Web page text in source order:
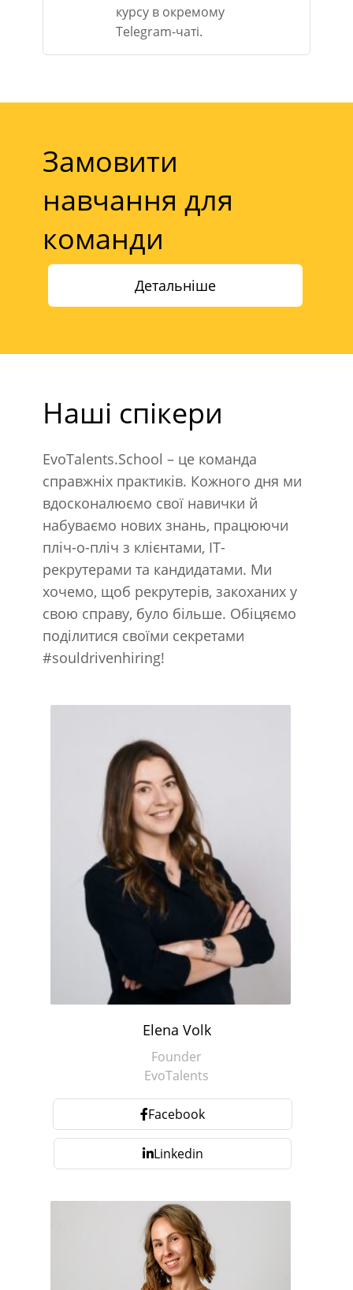
курсу в окремому
Telegram-чаті.
Замовити
навчання для
команди
Детальніше
Наші спікери
EvoTalents.School – це команда
справжніх практиків. Кожного дня ми
вдосконалюємо свої навички й
набуваємо нових знань, працюючи
пліч-о-пліч з клієнтами, IT-
рекрутерами та кандидатами. Ми
хочемо, щоб рекрутерів, закоханих у
свою справу, було більше. Обіцяємо
поділитися своїми секретами
#souldrivenhiring!
Elena Volk
Founder
EvoTalents
Facebook
Linkedin